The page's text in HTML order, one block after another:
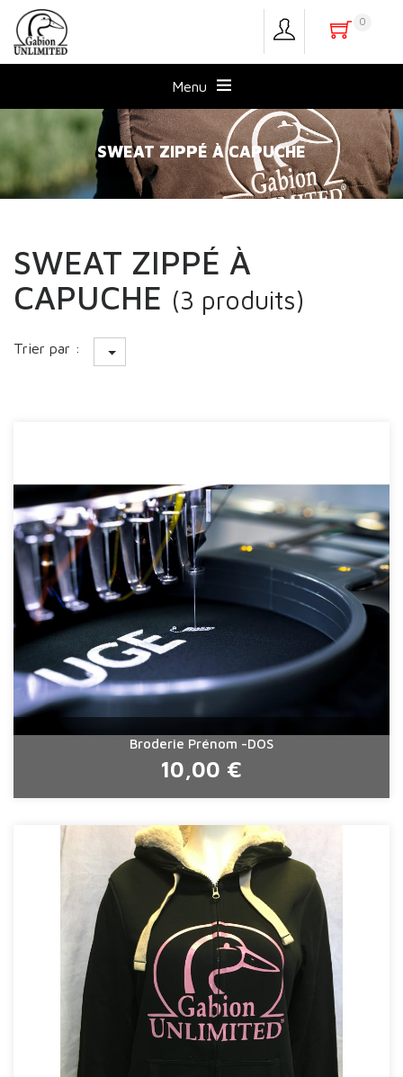
0
Menu
SWEAT ZIPPÉ À CAPUCHE
SWEAT ZIPPÉ À
CAPUCHE (3 produits)
Trier par :
Broderie Prénom -DOS
10,00 €